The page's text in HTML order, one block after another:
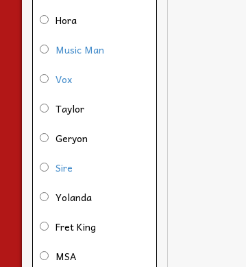
Hora
Music Man
Vox
Taylor
Geryon
Sire
Yolanda
Fret King
MSA